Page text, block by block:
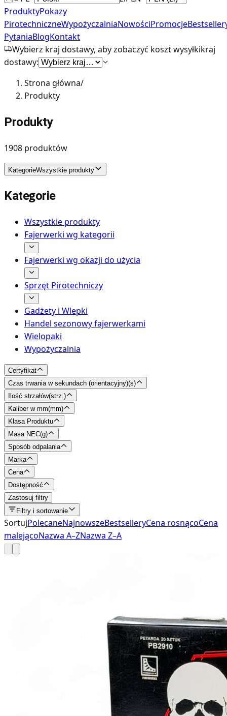
ProduktyPokazy
PirotechniczneWypożyczalniaNowościPromocje
PytaniaBlogKontakt
Wybierz kraj dostawy, aby zobaczyć koszt wysyłkikraj
dostawy:
Strona główna/
Produkty
Produkty
1908 produktów
KategorieWszystkie produkty
Kategorie
Wszystkie produkty
Fajerwerki wg kategorii
Fajerwerki wg okazji do użycia
Sprzęt Pirotechniczy
Gadżety i Wlepki
Handel sezonowy fajerwerkami
Wielopaki
Wypożyczalnia
Certyfikat
Czas trwania w sekundach (orientacyjny)(s)
Ilość strzałów(strz. )
Kaliber w mm(mm)
Klasa Produktu
Masa NEC(g)
Sposób odpalania
Marka
Cena
Dostępność
Zastosuj filtry
Filtry i sortowanie
SortujPolecaneNajnowszeBestselleryCena rosnącoCena
malejącoNazwa A–ZNazwa Z–A